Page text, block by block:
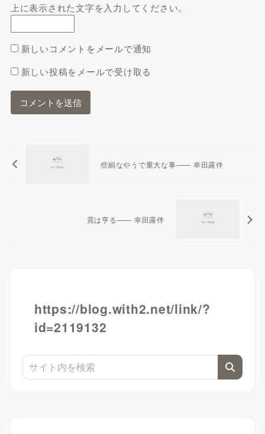
上に表示された文字を入力してください。
新しいコメントをメールで通知
新しい投稿をメールで受け取る
些細なやうで重大な事—— 幸田露伴
震は亨る—— 幸田露伴
https://blog.with2.net/link/?
id=2119132